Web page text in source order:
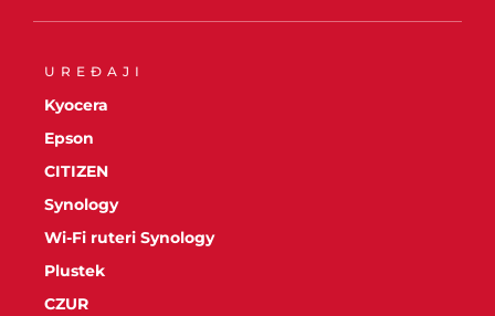
UREĐAJI
Kyocera
Epson
CITIZEN
Synology
Wi-Fi ruteri Synology
Plustek
CZUR